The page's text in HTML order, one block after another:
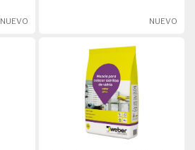
NUEVO NUEVO